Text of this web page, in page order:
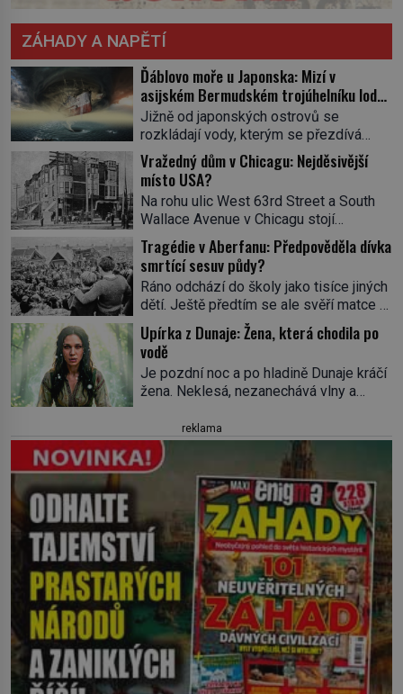
ZÁHADY A NAPĚTÍ
Ďáblovo moře u Japonska: Mizí v
asijském Bermudském trojúhelníku lodě
ve spárech neznámé síly?
Jižně od japonských ostrovů se
rozkládají vody, kterým se přezdívá
Ďáblovo moře. Vypráví se o lodích
mizejících beze stopy, podivných
světlech, zrádných proudech i mořských
dracích, kteří měli tyto končiny střežit už
v dávných legendách. Je tichomořský
Dračí trojúhelník skutečně prokletým
místem, nebo se zde jen nebezpečná
příroda proměnila v jednu z
nejpůsobivějších námořních záhad? […]
Vražedný dům v Chicagu: Nejděsivější
místo USA?
Na rohu ulic West 63rd Street a South
Wallace Avenue v Chicagu stojí
nenápadná pošta. Nemá žádný speciální
nápis ani pamětní desku. A přesto prý
místní zaměstnanci neradi chodí do
sklepa. Právě tady totiž sídlil sériový
vrah H. H. Holmes a také
nejpropracovanější past na lidi
v dějinách americké kriminalistiky.
Herman Webster Mudgett (1861–1896)
přijíždí […]
Tragédie v Aberfanu: Předpověděla dívka
smrtící sesuv půdy?
Ráno odchází do školy jako tisíce jiných
dětí. Ještě předtím se ale svěří matce s
podivným snem. Ve škole, kterou dobře
zná, tentokrát nevidí budovu ani
spolužáky. Místo nich se před ní tyčí
cosi temného. O několik hodin později je
mrtvá. Mohla devítiletá Zahlédla vlastní
vesnice Aberfan […]
Upírka z Dunaje: Žena, která chodila po
vodě
Je pozdní noc a po hladině Dunaje kráčí
žena. Neklesá, nezanechává vlny a
pod ní byla dlažbou. Muž, který ji z
břehu pozoruje, ji údajně poznává, jenže
Ruža Vlajna má být v tu chvíli mrtvá celé
století. Vesnice Kisiljevo v
severovýchodním Srbsku má s upíry
nevyřízené účty. […]
reklama